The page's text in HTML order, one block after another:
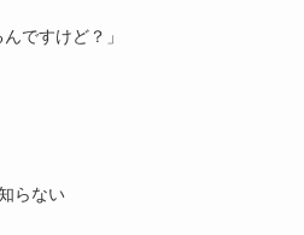
ですけど？」
らない